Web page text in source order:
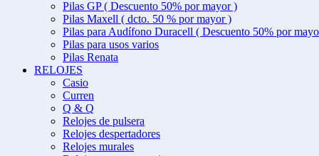
Pilas GP ( Descuento 50% por mayor )
Pilas Maxell ( dcto. 50 % por mayor )
Pilas para Audífono Duracell ( Descuento 50% por
Pilas para usos varios
Pilas Renata
RELOJES
Casio
Curren
Q & Q
Relojes de pulsera
Relojes despertadores
Relojes murales